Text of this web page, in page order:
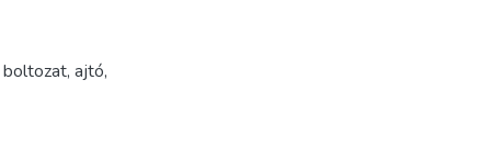
boltozat, ajtó,